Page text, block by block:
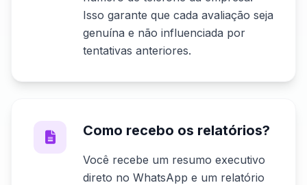
Isso garante que cada avaliação seja
genuína e não influenciada por
tentativas anteriores.
Como recebo os relatórios?
Você recebe um resumo executivo
direto no WhatsApp e um relatório